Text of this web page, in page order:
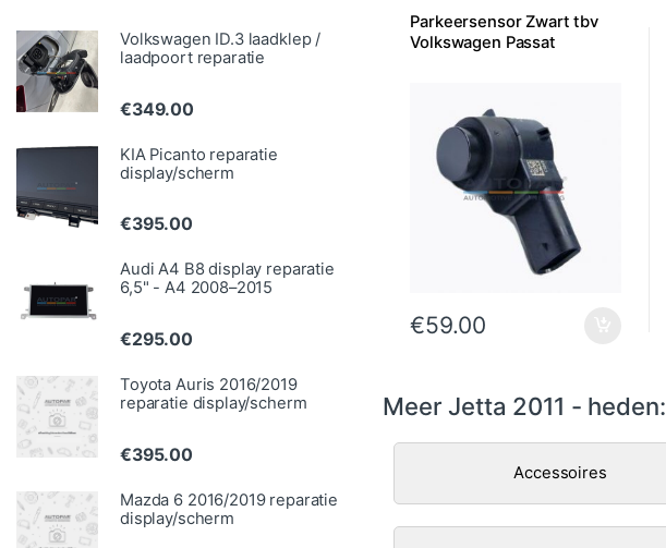
Parkeersensor Zwart tbv
Volkswagen Passat
€59.00
Meer Jetta 2011 - heden:
Accessoires
Volkswagen ID.3 laadklep /
laadpoort reparatie
€349.00
KIA Picanto reparatie
display/scherm
€395.00
Audi A4 B8 display reparatie
6,5" - A4 2008–2015
€295.00
Toyota Auris 2016/2019
reparatie display/scherm
€395.00
Mazda 6 2016/2019 reparatie
display/scherm